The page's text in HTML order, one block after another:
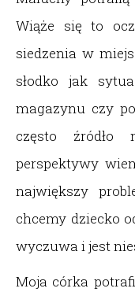
Wiąże się to
siedzenia w
słodko jak
magazynu czy
często źródło
perspektywy
największy
chcemy dziecko
wyczuwa i jest
Moja córka